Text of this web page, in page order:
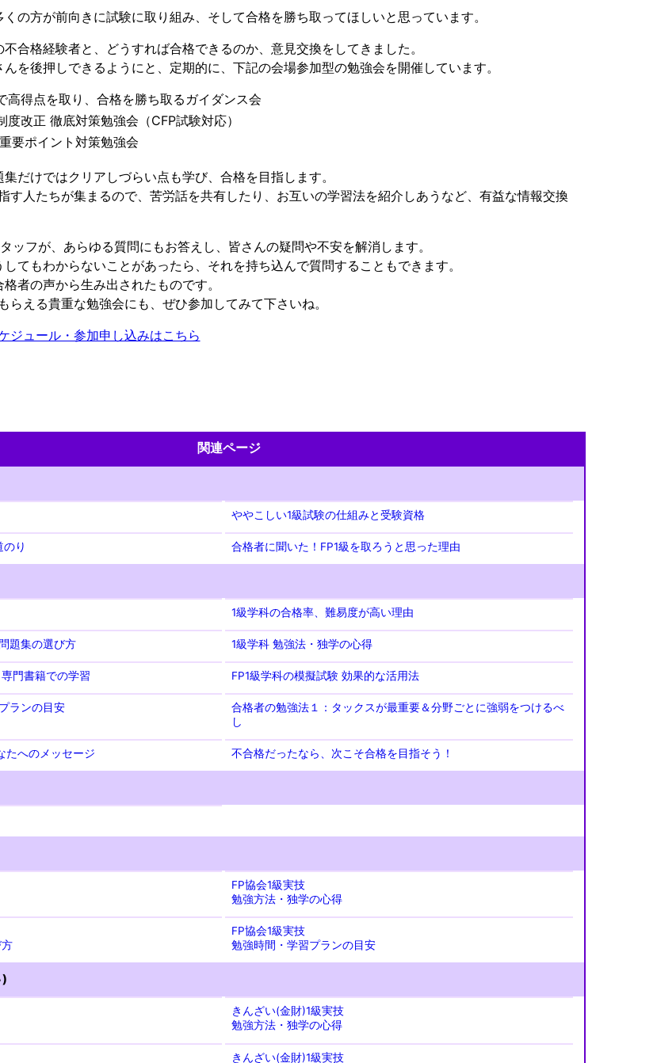
の方が前向きに試験に取り組み、そして合格を勝ち取ってほしいと思っています。
合格経験者と、どうすれば合格できるのか、意見交換をしてきました。
を後押しできるようにと、定期的に、下記の会場参加型の勉強会を開催しています。
高得点を取り、合格を勝ち取るガイダンス会
度改正 徹底対策勉強会（CFP試験対応）
要ポイント対策勉強会
だけではクリアしづらい点も学び、合格を目指します。
す人たちが集まるので、苦労話を共有したり、お互いの学習法を紹介しあうなど、有益な情報交換
ッフが、あらゆる質問にもお答えし、皆さんの疑問や不安を解消します。
てもわからないことがあったら、それを持ち込んで質問することもできます。
者の声から生み出されたものです。
らえる貴重な勉強会にも、ぜひ参加してみて下さいね。
ジュール・参加申し込みはこちら
関連ページ
ややこしい1級試験の仕組みと受験資格
のり 合格者に聞いた！FP1級を取ろうと思った理由
1級学科の合格率、難易度が高い理由
題集の選び方 1級学科 勉強法・独学の心得
門書籍での学習 FP1級学科の模擬試験 効果的な活用法
ランの目安
合格者の勉強法１：タックスが最重要＆分野ごとに強弱をつけるべ
し
たへのメッセージ 不合格だったなら、次こそ合格を目指そう！
FP協会1級実技
勉強方法・独学の心得
FP協会1級実技
勉強時間・学習プランの目安
きんざい(金財)1級実技
勉強方法・独学の心得
きんざい(金財)1級実技